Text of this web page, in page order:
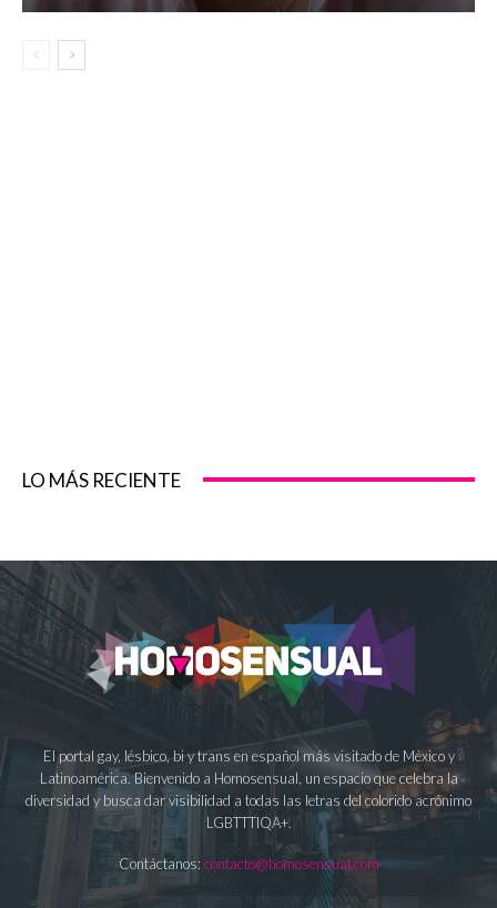
LO MÁS RECIENTE
El portal gay, lésbico, bi y trans en español más visitado de México y
Latinoamérica. Bienvenido a Homosensual, un espacio que celebra la
diversidad y busca dar visibilidad a todas las letras del colorido acrónimo
LGBTTTIQA+.
Contáctanos: contacto@homosensual.com